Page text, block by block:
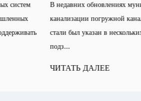
В недавних обновлениях муниципальной
канализации погружной канализационный
стали был указан в нескольких версиях
ЧИТАТЬ ДАЛЕЕ